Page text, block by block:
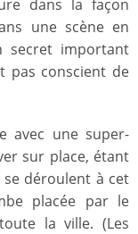
dans la façon
une scène en
secret important
pas conscient de
avec une super-
sur place, étant
déroulent à cet
placée par le
la ville. (Les